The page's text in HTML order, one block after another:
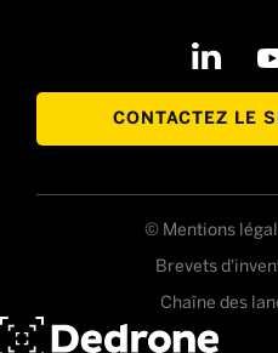
CONTACTEZ LE
© Mentions
Brevets
Chaîne des